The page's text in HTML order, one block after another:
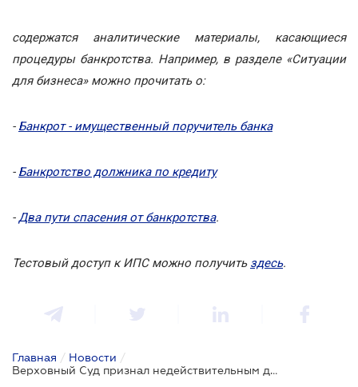
содержатся аналитические материалы, касающиеся
процедуры банкротства. Например, в разделе «Ситуации
для бизнеса» можно прочитать о:
- Банкрот - имущественный поручитель банка
- Банкротство должника по кредиту
-Два пути спасения от банкротства.
Тестовый доступ к ИПС можно получить здесь.
Главная / Новости /
Верховный Суд признал недействительным договор, заключенный во избежание исполнения обязательств путем перехода в банкротство